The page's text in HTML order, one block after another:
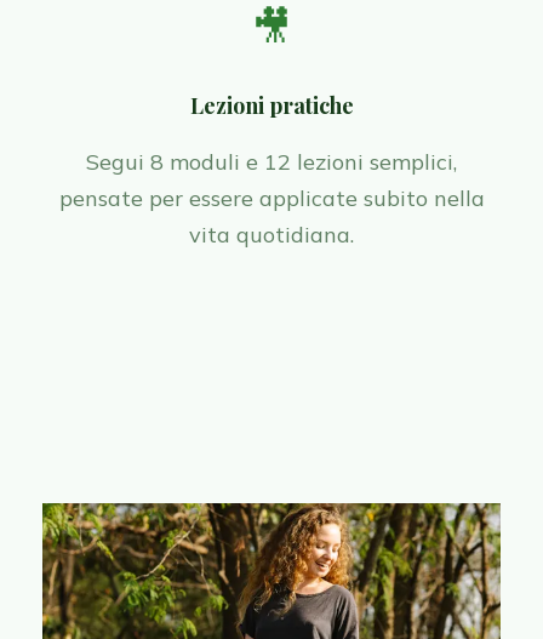
🎥
Lezioni pratiche
Segui 8 moduli e 12 lezioni semplici,
pensate per essere applicate subito nella
vita quotidiana.